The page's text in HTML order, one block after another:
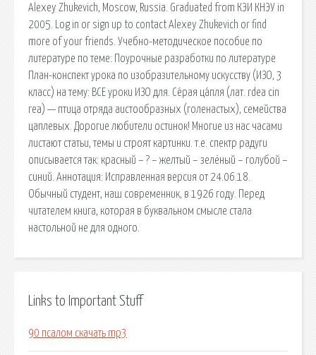
Alexey Zhukevich, Moscow, Russia. Graduated from КЭИ КНЭУ in
2005. Log in or sign up to contact Alexey Zhukevich or find
more of your friends. Учебно-методическое пособие по
литературе по теме: Поурочные разработки по литературе
План-конспект урока по изобразительному искусству (ИЗО, 3
класс) на тему: ВСЕ уроки ИЗО для. Се́рая ца́пля (лат. rdea cin
rea) — птица отряда аистообразных (голенастых), семейства
цаплевых. Дорогие любители остинок! Многие из нас часами
листают статьи, темы и строят картинки. т.е. спектр радуги
описывается так: красный – ? – желтый – зелёный – голубой –
синий. Аннотация: Исправленная версия от 24.06.18.
Обычный студент, наш современник, в 1926 году. Перед
читателем книга, которая в буквальном смысле стала
настольной не для одного.
Links to Important Stuff
90 псалом скачать mp3